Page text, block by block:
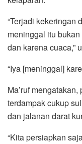
“Terjadi kekeringan
meninggal itu
dan karena cuaca,”
“Iya [meninggal]
Ma’ruf
terdampak cukup
dan jalanan darat
“Kita persiapkan